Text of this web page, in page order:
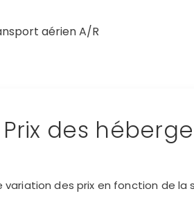
aérien A/R
Prix des
variation des prix en fonction de la